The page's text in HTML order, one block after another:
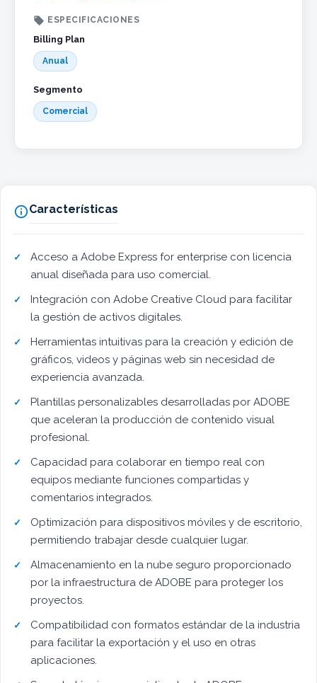
 ESPECIFICACIONES
Billing Plan
Anual
Segmento
Comercial
Características
Acceso a Adobe Express for enterprise con licencia
anual diseñada para uso comercial.
Integración con Adobe Creative Cloud para facilitar
la gestión de activos digitales.
Herramientas intuitivas para la creación y edición de
gráficos, videos y páginas web sin necesidad de
experiencia avanzada.
Plantillas personalizables desarrolladas por ADOBE
que aceleran la producción de contenido visual
profesional.
Capacidad para colaborar en tiempo real con
equipos mediante funciones compartidas y
comentarios integrados.
Optimización para dispositivos móviles y de escritorio,
permitiendo trabajar desde cualquier lugar.
Almacenamiento en la nube seguro proporcionado
por la infraestructura de ADOBE para proteger los
proyectos.
Compatibilidad con formatos estándar de la industria
para facilitar la exportación y el uso en otras
aplicaciones.